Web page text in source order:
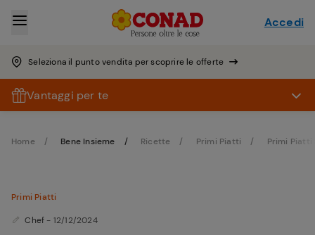
Seleziona il punto vendita per scoprire le offerte
Accedi
Vantaggi per te
Home Bene Insieme Ricette Primi Piatti Primi Piatti
Primi Piatti
Chef - 12/12/2024